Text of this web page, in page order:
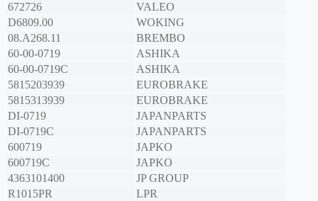
672726
VALEO
D6809.00
WOKING
08.A268.11
BREMBO
60-00-0719
ASHIKA
60-00-0719C
ASHIKA
5815203939
EUROBRAKE
5815313939
EUROBRAKE
DI-0719
JAPANPARTS
DI-0719C
JAPANPARTS
600719
JAPKO
600719C
JAPKO
4363101400
JP GROUP
R1015PR
LPR